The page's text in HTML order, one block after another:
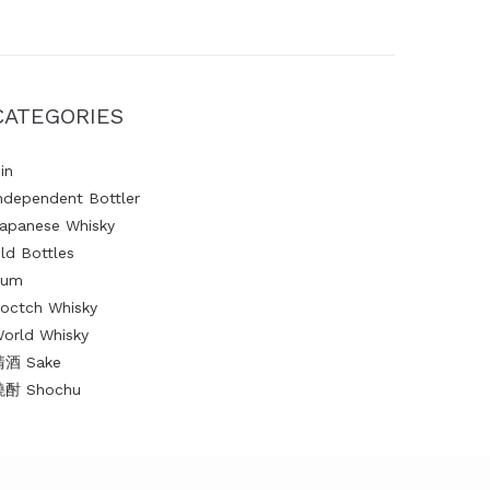
Bottler
Whisky
Bottles
Whisky
Whisky
酒 Sake
酎 Shochu